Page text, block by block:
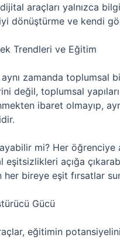
araçları yalnızca
dönüştürme ve kendi
Trendleri ve Eğitim
zamanda toplumsal
değil, toplumsal
ibaret olmayıp,
mi? Her öğrenciye
eşitsizlikleri açığa
her bireye eşit fırsatlar
Gücü
eğitimin